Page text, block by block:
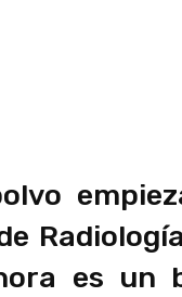
es un